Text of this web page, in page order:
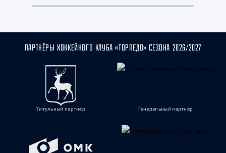
ПАРТНЁРЫ ХОККЕЙНОГО КЛУБА «ТОРПЕДО» СЕЗОНА 2026/2027
Титульный партнёр Генеральный партнёр